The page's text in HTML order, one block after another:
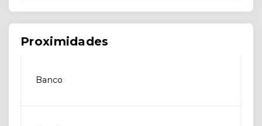
Proximidades
Banco